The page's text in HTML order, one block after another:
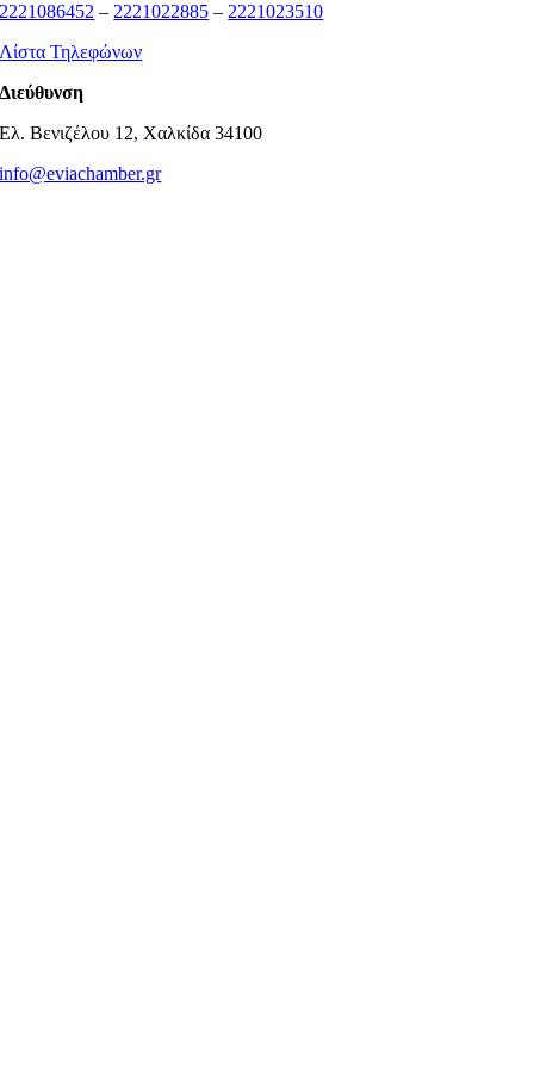
2221086452 – 2221022885 – 2221023510
Λίστα Τηλεφώνων
Διεύθυνση
Ελ. Βενιζέλου 12, Χαλκίδα 34100
info@eviachamber.gr